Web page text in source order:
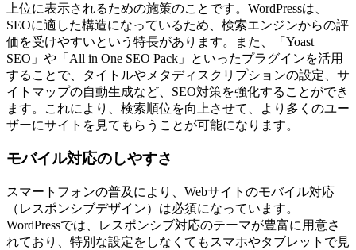
上位に表示されるための施策のことです。WordPressは、
SEOに適した構造になっているため、検索エンジンからの評
価を受けやすいという特長があります。また、「Yoast
SEO」や「All in One SEO Pack」といったプラグインを活用
することで、タイトルやメタディスクリプションの設定、サ
イトマップの自動生成など、SEO対策を強化することができ
ます。これにより、検索順位を向上させて、より多くのユー
ザーにサイトを見てもらうことが可能になります。
モバイル対応のしやすさ
スマートフォンの普及により、Webサイトのモバイル対応
（レスポンシブデザイン）は必須になっています。
WordPressでは、レスポンシブ対応のテーマが豊富に用意さ
れており、特別な設定をしなくてもスマホやタブレットで見